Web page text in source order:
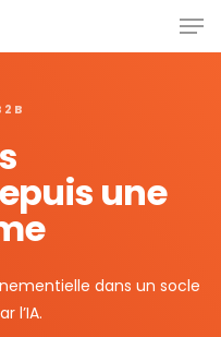
une
dans un socle
l’IA.